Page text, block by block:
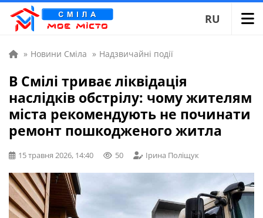
RU
» Новини Сміла » Надзвичайні події
В Смілі триває ліквідація
наслідків обстрілу: чому жителям
міста рекомендують не починати
ремонт пошкодженого житла
15 травня 2026, 14:40 50 Ірина Поліщук